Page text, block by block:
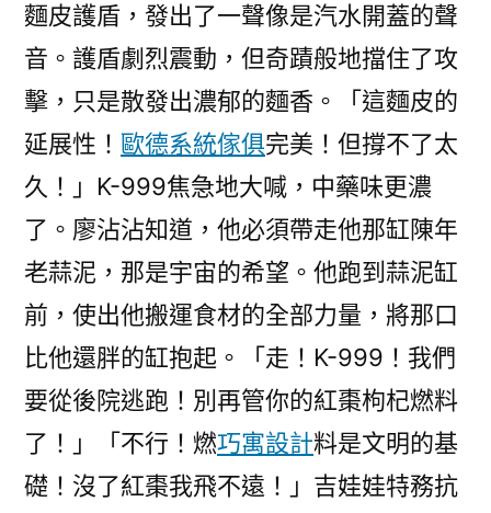
麵皮護盾，發出了一聲像是汽水開蓋的聲
音。護盾劇烈震動，但奇蹟般地擋住了攻
擊，只是散發出濃郁的麵香。「這麵皮的
延展性！ 歐德系統傢俱完美！但撐不了太
久！」K-999焦急地大喊，中藥味更濃
了。廖沾沾知道，他必須帶走他那缸陳年
老蒜泥，那是宇宙的希望。他跑到蒜泥缸
前，使出他搬運食材的全部力量，將那口
比他還胖的缸抱起。「走！K-999！我們
要從後院逃跑！別再管你的紅棗枸杞燃料
了！」「不行！燃巧寓設計料是文明的基
礎！沒了紅棗我飛不遠！」吉娃娃特務抗